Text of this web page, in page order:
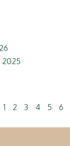
2025
1 2 3 4 5 6